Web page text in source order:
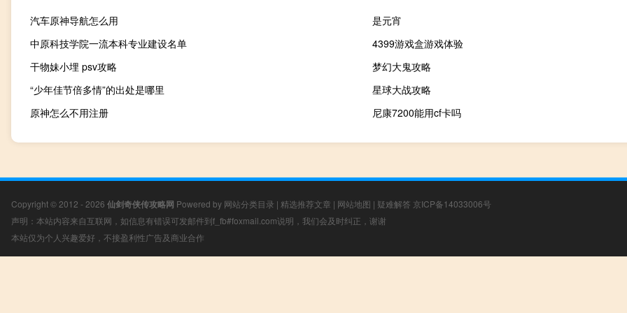
汽车原神导航怎么用
是元宵
中原科技学院一流本科专业建设名单
4399游戏盒游戏体验
干物妹小埋 psv攻略
梦幻大鬼攻略
“少年佳节倍多情”的出处是哪里
星球大战攻略
原神怎么不用注册
尼康7200能用cf卡吗
Copyright © 2012 - 2026 仙剑奇侠传攻略网 Powered by 网站分类目录 | 精选推荐文章 | 网站地图 | 疑难解答 京ICP备14033006号
声明：本站内容来自互联网，如信息有错误可发邮件到f_fb#foxmail.com说明，我们会及时纠正，谢谢
本站仅为个人兴趣爱好，不接盈利性广告及商业合作